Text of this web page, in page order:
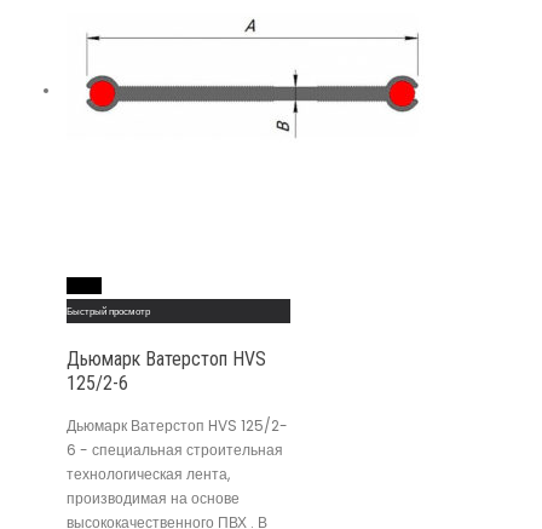
Быстрый просмотр
Дьюмарк Ватерстоп HVS
125/2-6
Дьюмарк Ватерстоп HVS 125/2-
6 - специальная строительная
технологическая лента,
производимая на основе
высококачественного ПВХ . В